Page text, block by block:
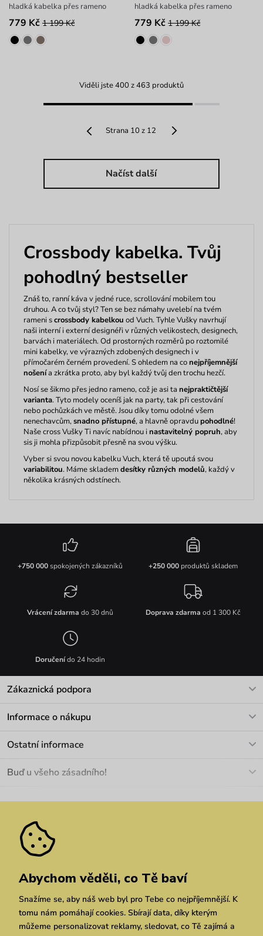
hladká kabelka přes rameno
779 Kč 1 199 Kč
hladká kabelka přes rameno
779 Kč 1 199 Kč
Viděli jste 400 z 463 produktů
Strana 10 z 12
Načíst další
Crossbody kabelka. Tvůj
pohodlný bestseller
Znáš to, ranní káva v jedné ruce, scrollování mobilem tou
druhou. A co tvůj styl? Ten se bez námahy uvelebí na tvém
rameni scrossbody kabelkou od Vuch. Tyhle Vušky navrhují
naši interní i externí designéři v různých velikostech, designech,
barvách i materiálech. Od prostorných rozměrů po roztomilé
mini kabelky, ve výrazných zdobených designech i v
přímočarém černém provedení. S ohledem na conejpříjemnější
nošenía zkrátka proto, aby byl každý tvůj den trochu hezčí.
Nosí se šikmo přes jedno rameno, což je asi ta nejpraktičtější
varianta. Tyto modely oceníš jak na party, tak při cestování
nebo pochůzkách ve městě. Jsou díky tomu odolné všem
nenechavcům,snadno přístupné, a hlavně opravdupohodlné!
Naše cross Vušky Ti navíc nabídnou inastavitelný popruh, aby
sis ji mohla přizpůsobit přesně na svou výšku.
Vyber si svou novou kabelku Vuch, která tě upoutá svou
variabilitou. Máme sklademdesítky různých modelů, každý v
několika krásných odstínech.
+750 000spokojených zákazníků +250 000produktů skladem
Vrácení zdarma do 30 dnů Doprava zdarma od 1 300 Kč
Doručenído 24 hodin
Zákaznická podpora
Informace o nákupu
Materiály a údržba
Pozáruční opravy
Ostatní informace
Velkoobchod
We Care
Dárkové poukazy
Vuchlook
Prodejny
Praha Brno Chrudim
Buď u všeho zásadního!
Zásady ochrany osobních údajů
Abychom věděli, co Tě baví
Snažíme se, aby náš web byl pro Tebe co nejpříjemnější. K
tomu nám pomáhají cookies. Sbírají data, díky kterým
můžeme personalizovat reklamy, sledovat, co Tě zajímá a